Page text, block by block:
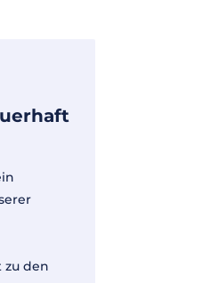
zu den